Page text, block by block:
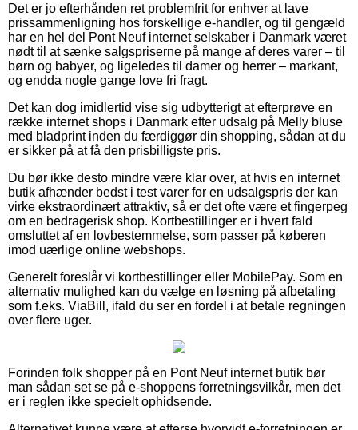
Det er jo efterhånden ret problemfrit for enhver at lave
prissammenligning hos forskellige e-handler, og til gengæld
har en hel del Pont Neuf internet selskaber i Danmark været
nødt til at sænke salgspriserne på mange af deres varer – til
børn og babyer, og ligeledes til damer og herrer – markant,
og endda nogle gange love fri fragt.
Det kan dog imidlertid vise sig udbytterigt at efterprøve en
række internet shops i Danmark efter udsalg på Melly bluse
med bladprint inden du færdiggør din shopping, sådan at du
er sikker på at få den prisbilligste pris.
Du bør ikke desto mindre være klar over, at hvis en internet
butik afhænder bedst i test varer for en udsalgspris der kan
virke ekstraordinært attraktiv, så er det ofte være et fingerpeg
om en bedragerisk shop. Kortbestillinger er i hvert fald
omsluttet af en lovbestemmelse, som passer på køberen
imod uærlige online webshops.
Generelt foreslår vi kortbestillinger eller MobilePay. Som en
alternativ mulighed kan du vælge en løsning på afbetaling
som f.eks. ViaBill, ifald du ser en fordel i at betale regningen
over flere uger.
Forinden folk shopper på en Pont Neuf internet butik bør
man sådan set se på e-shoppens forretningsvilkår, men det
er i reglen ikke specielt ophidsende.